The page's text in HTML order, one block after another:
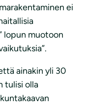
ei
lopun muotoon
ainakin yli 30
tulisi olla